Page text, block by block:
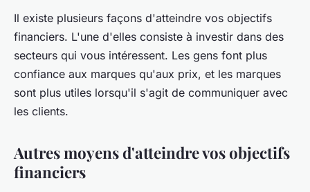
Il existe plusieurs façons d'atteindre vos objectifs
financiers. L'une d'elles consiste à investir dans des
secteurs qui vous intéressent. Les gens font plus
confiance aux marques qu'aux prix, et les marques
sont plus utiles lorsqu'il s'agit de communiquer avec
les clients.
Autres moyens d'atteindre vos objectifs
financiers